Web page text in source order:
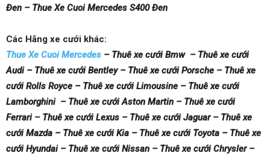
Đen – Thue Xe Cuoi Mercedes S400 Đen
Các Hãng xe cưới khác:
Thue Xe Cuoi Mercedes – Thuê xe cưới Bmw – Thuê xe cưới
Audi – Thuê xe cưới Bentley – Thuê xe cưới Porsche – Thuê xe
cưới Rolls Royce – Thuê xe cưới Limousine – Thuê xe cưới
Lamborghini – Thuê xe cưới Aston Martin – Thuê xe cưới
Ferrari – Thuê xe cưới Lexus – Thuê xe cưới Jaguar – Thuê xe
cưới Mazda – Thuê xe cưới Kia – Thuê xe cưới Toyota – Thuê xe
cưới Hyundai – Thuê xe cưới Nissan – Thuê xe cưới Chrysler –